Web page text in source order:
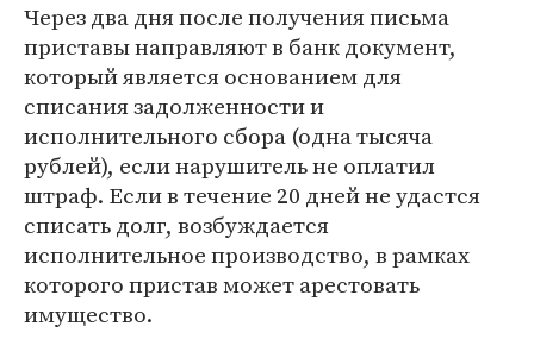
Через два дня после получения письма
приставы направляют в банк документ,
который является основанием для
списания задолженности и
исполнительного сбора (одна тысяча
рублей), если нарушитель не оплатил
штраф. Если в течение 20 дней не удастся
списать долг, возбуждается
исполнительное производство, в рамках
которого пристав может арестовать
имущество.